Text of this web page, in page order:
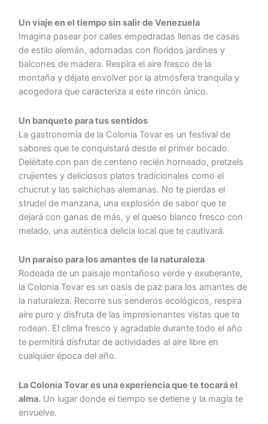
Un viaje en el tiempo sin salir de Venezuela
Imagina pasear por calles empedradas llenas de casas
de estilo alemán, adornadas con floridos jardines y
balcones de madera. Respira el aire fresco de la
montaña y déjate envolver por la atmósfera tranquila y
acogedora que caracteriza a este rincón único.
Un banquete para tus sentidos
La gastronomía de la Colonia Tovar es un festival de
sabores que te conquistará desde el primer bocado.
Deléitate con pan de centeno recién horneado, pretzels
crujientes y deliciosos platos tradicionales como el
chucrut y las salchichas alemanas. No te pierdas el
strudel de manzana, una explosión de sabor que te
dejará con ganas de más, y el queso blanco fresco con
melado, una auténtica delicia local que te cautivará.
Un paraíso para los amantes de la naturaleza
Rodeada de un paisaje montañoso verde y exuberante,
la Colonia Tovar es un oasis de paz para los amantes de
la naturaleza. Recorre sus senderos ecológicos, respira
aire puro y disfruta de las impresionantes vistas que te
rodean. El clima fresco y agradable durante todo el año
te permitirá disfrutar de actividades al aire libre en
cualquier época del año.
La Colonia Tovar es una experiencia que te tocará el
alma. Un lugar donde el tiempo se detiene y la magia te
envuelve.